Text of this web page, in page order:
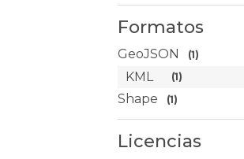
Formatos
GeoJSON (1)
KML (1)
Shape (1)
Licencias